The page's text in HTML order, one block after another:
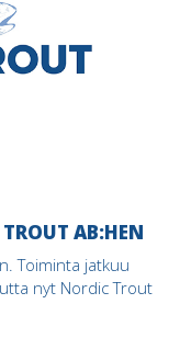
AB:HEN
Toiminta jatkuu
nyt Nordic Trout